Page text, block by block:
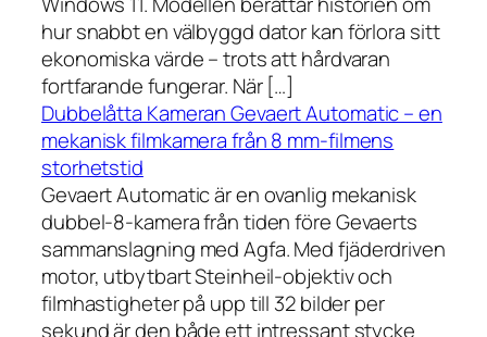
hur snabbt en välbyggd dator kan förlora sitt
ekonomiska värde – trots att hårdvaran
fortfarande fungerar. När […]
Dubbelåtta Kameran Gevaert Automatic – en
mekanisk filmkamera från 8 mm-filmens
storhetstid
Gevaert Automatic är en ovanlig mekanisk
dubbel-8-kamera från tiden före Gevaerts
sammanslagning med Agfa. Med fjäderdriven
motor, utbytbart Steinheil-objektiv och
filmhastigheter på upp till 32 bilder per
sekund är den både ett intressant stycke